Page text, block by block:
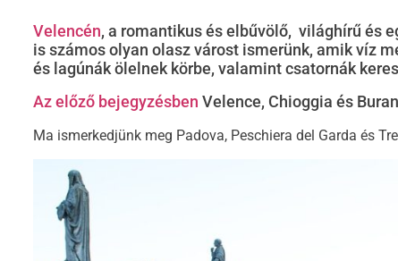
Velencén, a romantikus és elbűvölő, világhírű és
is számos olyan olasz várost ismerünk, amik víz
és lagúnák ölelnek körbe, valamint csatornák
Az előző bejegyzésben Velence, Chioggia és
Ma ismerkedjünk meg Padova, Peschiera del Garda és